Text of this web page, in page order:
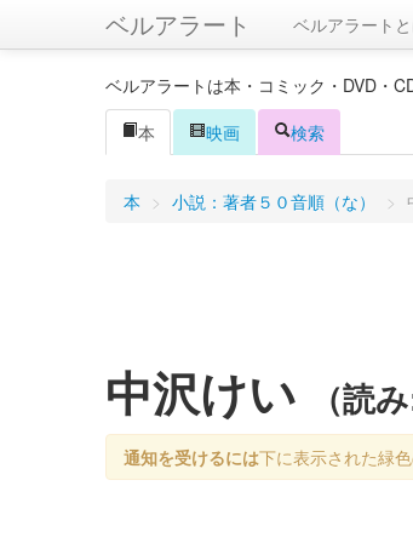
ベルアラート ベルアラート
ベルアラートは本・コミック・DVD・
本
映画 検索
本 > 小説：著者５０音順（な） >
中沢けい （読
通知を受けるには下に表示された緑